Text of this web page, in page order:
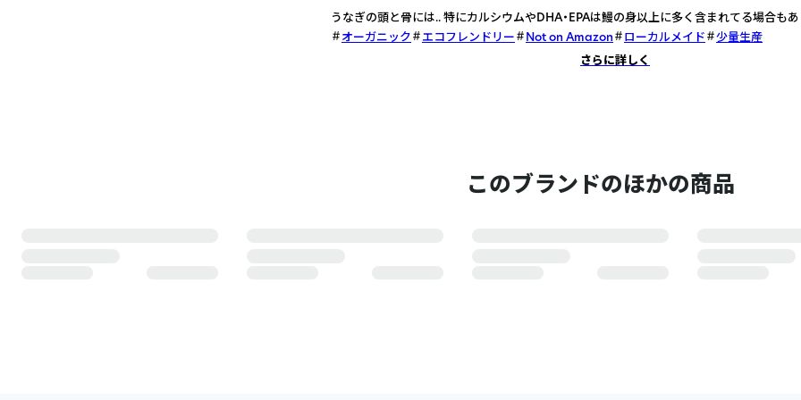
うなぎの頭と骨には.. 特にカルシウムやDHA・EPAは鰻の身以上に多く含まれてる場合もあ
オーガニック
エコフレンドリー Not on Amazon ローカルメイド
少量生産
さらに詳しく
このブランドのほかの商品